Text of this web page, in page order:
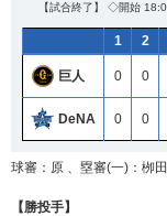
【試合終了】 ◇開始
1 2
巨人 0 0
DeNA 0 0
球審：原 、塁審(一)：栁
【勝投手】